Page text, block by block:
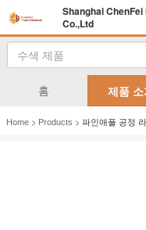
Shanghai
Co.,Ltd
홈 제품 소
Home > Products > 파인애플 공정